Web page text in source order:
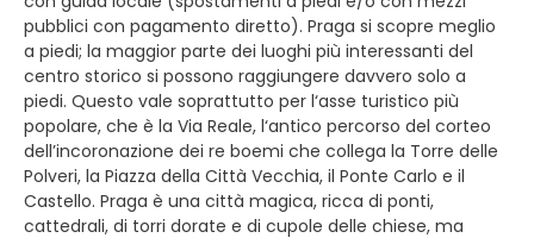
pubblici con pagamento diretto). Praga si scopre meglio
a piedi; la maggior parte dei luoghi più interessanti del
centro storico si possono raggiungere davvero solo a
piedi. Questo vale soprattutto per l‘asse turistico più
popolare, che è la Via Reale, l‘antico percorso del corteo
dell’incoronazione dei re boemi che collega la Torre delle
Polveri, la Piazza della Città Vecchia, il Ponte Carlo e il
Castello. Praga è una città magica, ricca di ponti,
cattedrali, di torri dorate e di cupole delle chiese, ma